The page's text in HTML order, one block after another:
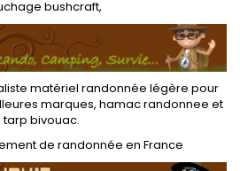
bushcraft,
matériel randonnée légère pour
marques, hamac randonnee et
tarp bivouac.
de randonnée en France